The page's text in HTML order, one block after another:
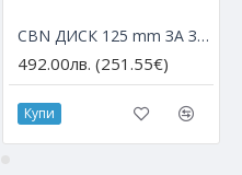
CBN ДИСК 125 mm ЗА ЗАТОЧВАНЕ НА HSS ДИСКОВЕ
492.00лв. (251.55€)
Купи